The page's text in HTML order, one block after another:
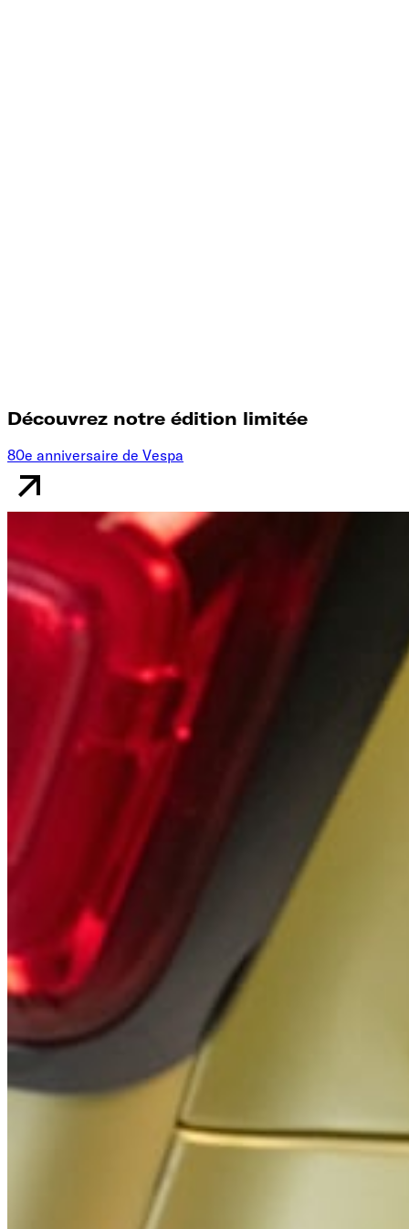
Découvrez notre édition limitée
80e anniversaire de Vespa